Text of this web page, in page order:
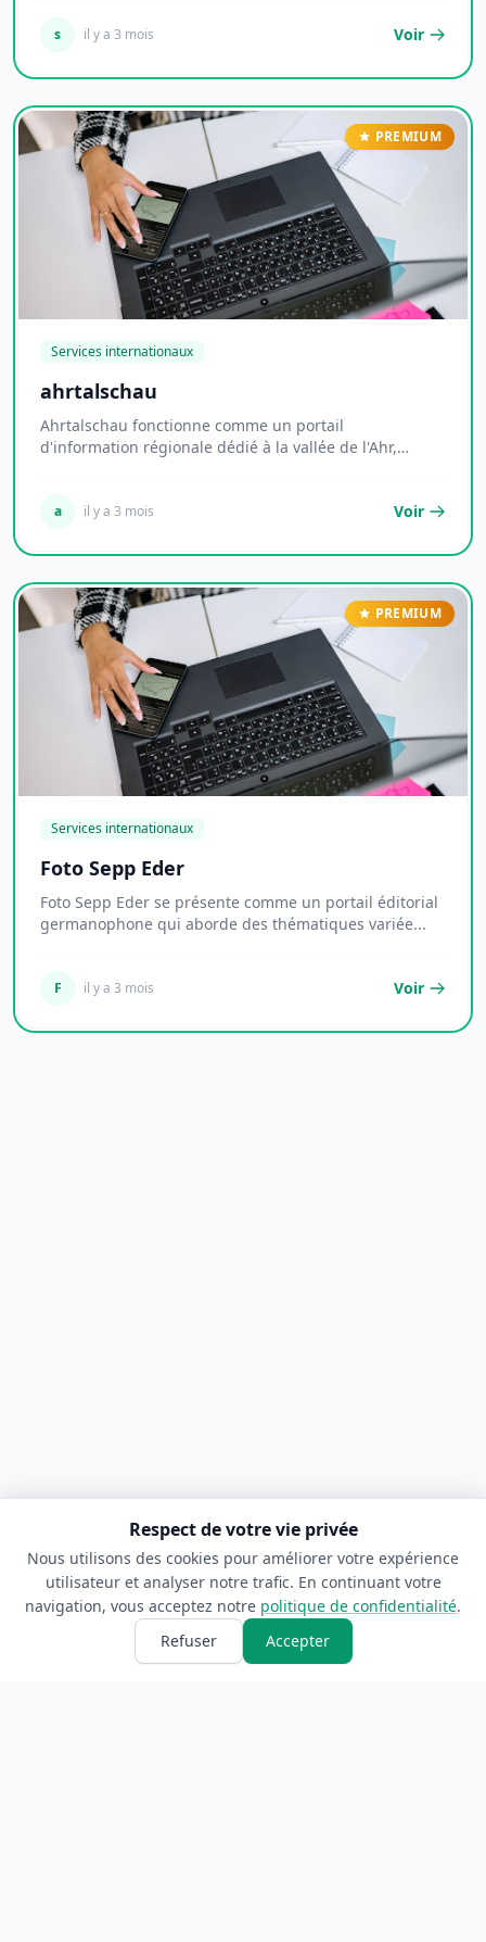
s il y a 3 mois Voir
PREMIUM
Services internationaux
ahrtalschau
Ahrtalschau fonctionne comme un portail
d'information régionale dédié à la vallée de l'Ahr,
a il y a 3 mois Voir
PREMIUM
Services internationaux
Foto Sepp Eder
Foto Sepp Eder se présente comme un portail éditorial
germanophone qui aborde des thématiques variée...
F il y a 3 mois Voir
Respect de votre vie privée
Nous utilisons des cookies pour améliorer votre expérience
utilisateur et analyser notre trafic. En continuant votre
navigation, vous acceptez notre politique de confidentialité.
Refuser
Accepter